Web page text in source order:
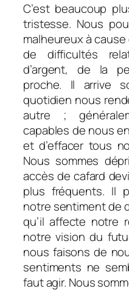
C’est beaucoup
tristesse. Nous
malheureux à
de difficultés
d’argent, de la
proche. Il arrive
quotidien nous
autre ;
capables de nous
et d’effacer tous
Nous sommes
accès de cafard
plus fréquents. Il
notre sentiment de
qu’il affecte notre
notre vision du
nous faisons de
sentiments ne
faut agir. Nous